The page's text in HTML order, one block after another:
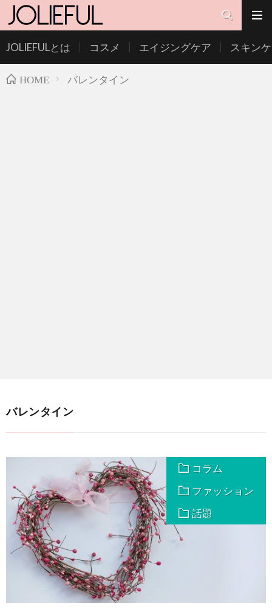
JOLIEFULとは コスメ エイジングケア スキン
HOME バレンタイン
バレンタイン
コラム
ファッション
話題